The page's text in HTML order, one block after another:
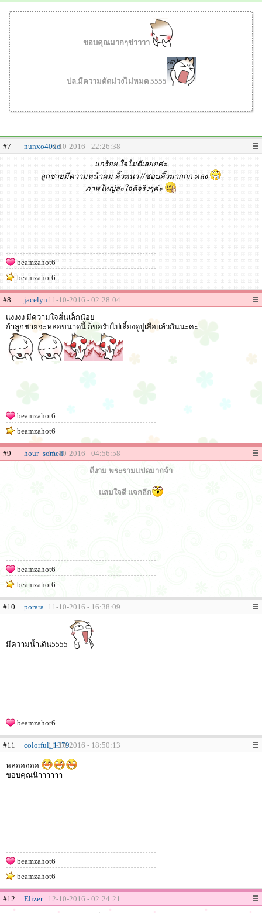
ขอบคุณมากๆข่าาาา
ปล.มีความตัดม่วงไม่หมด 5555
#7 nunxo40xo10-10-2016 - 22:26:38
แอร้ยย ใจไม่ดีเลยยค่ะ
ลูกชายมีความหน้าคม คิ้วหนา //ชอบคิ้วมากกก หลง
ภาพใหญ่สะใจดีจริงๆค่ะ
beamzahot6
beamzahot6
#8 jacelyn11-10-2016 - 02:28:04
แงงงง มีความใจสั่นเล็กน้อย
ถ้าลูกชายจะหล่อขนาดนี้ ก็ขอรับไปเลี้ยงดูปูเสื่อแล้วกันนะคะ
beamzahot6
beamzahot6
#9 hour_somed11-10-2016 - 04:56:58
ดีงาม พระรามแปดมากจ้า
แถมใจดี แจกอีก
beamzahot6
beamzahot6
#10 porara 11-10-2016 - 16:38:09
มีความน้ำเดิน5555
beamzahot6
#11 colorful_137911-10-2016 - 18:50:13
หล่อออออ
ขอบคุณน๊าาาาาา
beamzahot6
beamzahot6
#12 Elizer 12-10-2016 - 02:24:21